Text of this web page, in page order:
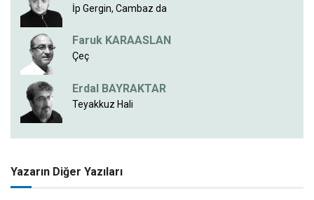
İp Gergin, Cambaz da
Faruk KARAASLAN
Çeç
Erdal BAYRAKTAR
Teyakkuz Hali
Yazarın Diğer Yazıları